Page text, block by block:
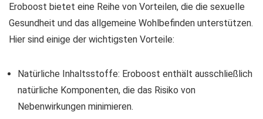
Eroboost bietet eine Reihe von Vorteilen, die die sexuelle
Gesundheit und das allgemeine Wohlbefinden unterstützen.
Hier sind einige der wichtigsten Vorteile:
Natürliche Inhaltsstoffe: Eroboost enthält ausschließlich
natürliche Komponenten, die das Risiko von
Nebenwirkungen minimieren.